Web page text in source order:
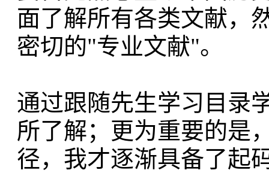
面了解所有各类文献，
密切的"专业文献"。
通过跟随先生学习目录
所了解；更为重要的是
径，我才逐渐具备了起